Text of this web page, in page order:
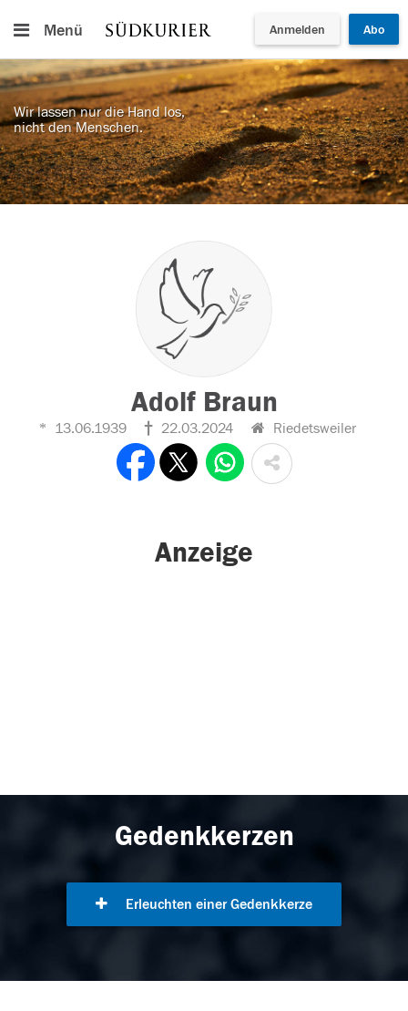
Menü Anmelden Abo
Wir lassen nur die Hand los,
nicht den Menschen.
Adolf Braun
13.06.1939 22.03.2024 Riedetsweiler
Anzeige
Gedenkkerzen
Erleuchten einer Gedenkkerze